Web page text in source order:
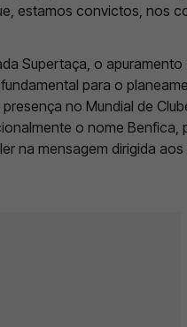
estamos convictos, nos
Supertaça, o
para o
no Mundial de
o nome Benfica,
na mensagem dirigida